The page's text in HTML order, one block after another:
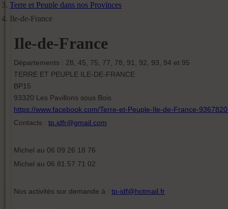
Terre et Peuple dans nos Provinces
Ile-de-France
Ile-de-France
Départements : 28, 45, 75, 77, 78, 91, 92, 93, 94 et 95
TERRE ET PEUPLE ILE-DE-FRANCE
BP15
93320 Les Pavillons sous Bois
https://www.facebook.com/Terre-et-Peuple-Ile-de-France-
Contacts : tp.idfr@gmail.com
Michel au 06 09 26 18 76
Michel au 06 81 57 71 02
Nos activités sur demande à : tp-idf@hotmail.fr